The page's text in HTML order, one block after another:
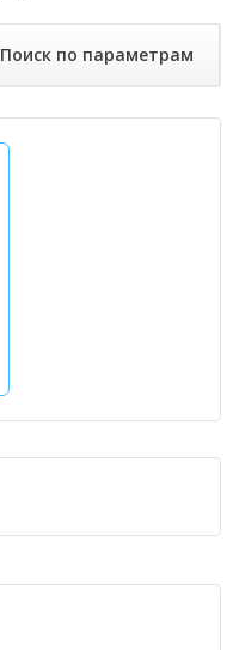
Поиск по параметрам